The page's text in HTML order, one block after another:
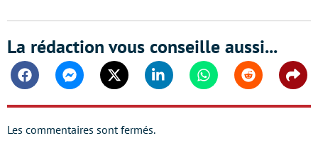
La rédaction vous conseille aussi...
FacebookMessengerTwitter Linkedin WhatsappReddit
Les commentaires sont fermés.